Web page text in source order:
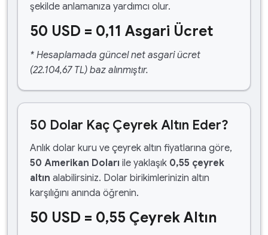
şekilde anlamanıza yardımcı olur.
50 USD = 0,11 Asgari Ücret
* Hesaplamada güncel net asgari ücret
(22.104,67 TL) baz alınmıştır.
50 Dolar Kaç Çeyrek Altın Eder?
Anlık dolar kuru ve çeyrek altın fiyatlarına göre,
50 Amerikan Doları ile yaklaşık 0,55 çeyrek
altın alabilirsiniz. Dolar birikimlerinizin altın
karşılığını anında öğrenin.
50 USD = 0,55 Çeyrek Altın